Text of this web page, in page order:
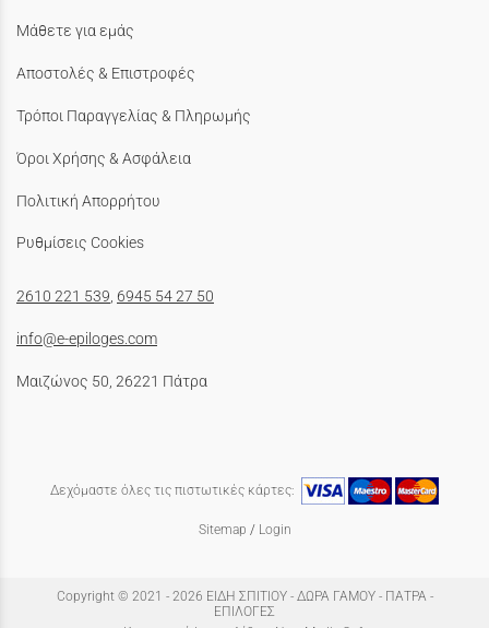
Μάθετε για εμάς
Αποστολές & Επιστροφές
Τρόποι Παραγγελίας & Πληρωμής
Όροι Χρήσης & Ασφάλεια
Πολιτική Απορρήτου
Ρυθμίσεις Cookies
2610 221 539 6945 54 27 50
info@e-epiloges.com
Μαιζώνος 50, 26221 Πάτρα
Δεχόμαστε όλες τις πιστωτικές κάρτες:
Sitemap / Login
Copyright © 2021 - 2026 ΕΙΔΗ ΣΠΙΤΙΟΥ - ΔΩΡΑ ΓΑΜΟΥ - ΠΑΤΡΑ -
ΕΠΙΛΟΓΕΣ